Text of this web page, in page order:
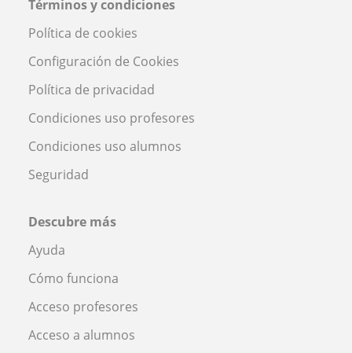
Términos y condiciones
Política de cookies
Configuración de Cookies
Política de privacidad
Condiciones uso profesores
Condiciones uso alumnos
Seguridad
Descubre más
Ayuda
Cómo funciona
Acceso profesores
Acceso a alumnos